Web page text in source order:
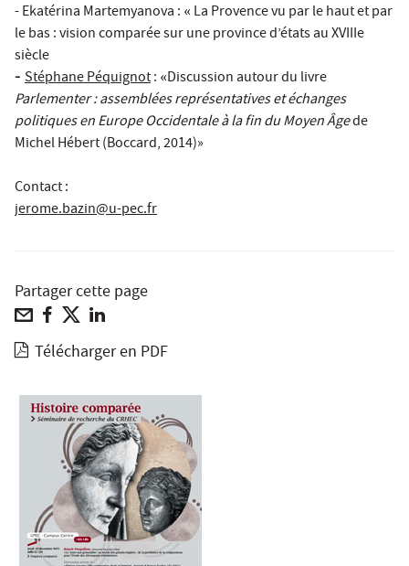
- Ekatérina Martemyanova : « La Provence vu par le haut et par
le bas : vision comparée sur une province d’états au XVIIIe
siècle
- Stéphane Péquignot: «Discussion autour du livre
Parlementer : assemblées représentatives et échanges
politiques en Europe Occidentale à la fin du Moyen Âgede
Michel Hébert (Boccard, 2014)»
Contact :
jerome.bazin@u-pec.fr
Partager cette page
Télécharger en PDF